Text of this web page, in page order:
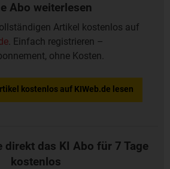
Abo weiterlesen
Artikel kostenlos auf
. Einfach registrieren –
ohne Kosten.
kostenlos auf KIWeb.de lesen
direkt das KI Abo für 7 Tage
kostenlos